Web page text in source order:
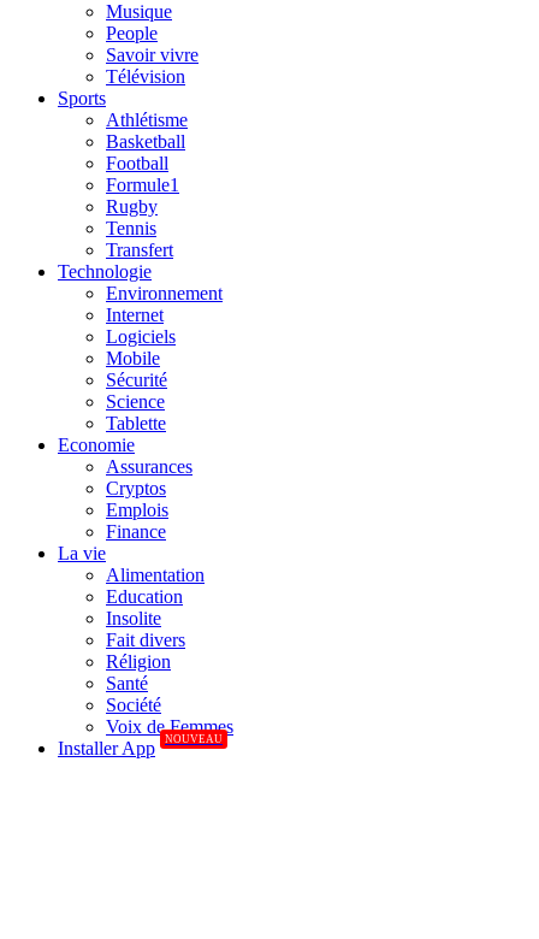
Musique
People
Savoir vivre
Télévision
Sports
Athlétisme
Basketball
Football
Formule1
Rugby
Tennis
Transfert
Technologie
Environnement
Internet
Logiciels
Mobile
Sécurité
Science
Tablette
Economie
Assurances
Cryptos
Emplois
Finance
La vie
Alimentation
Education
Insolite
Fait divers
Réligion
Santé
Société
Voix de Femmes
Installer App
NOUVEAU